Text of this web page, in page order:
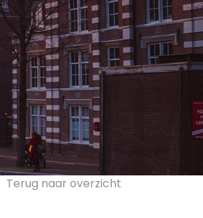
Terug naar overzicht